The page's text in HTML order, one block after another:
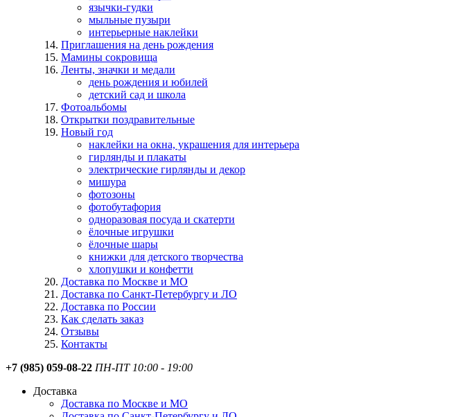
язычки-гудки
мыльные пузыри
интерьерные наклейки
Приглашения на день рождения
Мамины сокровища
Ленты, значки и медали
день рождения и юбилей
детский сад и школа
Фотоальбомы
Открытки поздравительные
Новый год
наклейки на окна, украшения для интерьера
гирлянды и плакаты
электрические гирлянды и декор
мишура
фотозоны
фотобутафория
одноразовая посуда и скатерти
ёлочные игрушки
ёлочные шары
книжки для детского творчества
хлопушки и конфетти
Доставка по Москве и МО
Доставка по Санкт-Петербургу и ЛО
Доставка по России
Как сделать заказ
Отзывы
Контакты
+7 (985) 059-08-22 ПН-ПТ 10:00 - 19:00
Доставка
Доставка по Москве и МО